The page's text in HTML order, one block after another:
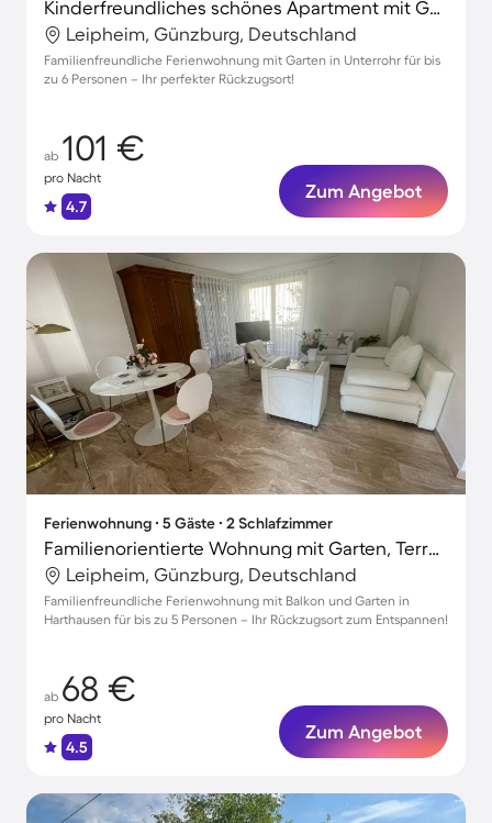
Kinderfreundliches schönes Apartment mit Garten und Grill
Leipheim, Günzburg, Deutschland
Familienfreundliche Ferienwohnung mit Garten in Unterrohr für bis
zu 6 Personen – Ihr perfekter Rückzugsort!
ab 101 €
pro Nacht
4.7
Zum Angebot
Ferienwohnung ∙ 5 Gäste ∙ 2 Schlafzimmer
Familienorientierte Wohnung mit Garten, Terrasse und Grill
Leipheim, Günzburg, Deutschland
Familienfreundliche Ferienwohnung mit Balkon und Garten in
Harthausen für bis zu 5 Personen – Ihr Rückzugsort zum Entspannen!
ab 68 €
pro Nacht
4.5
Zum Angebot